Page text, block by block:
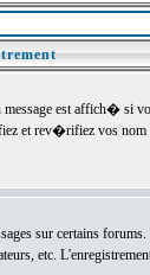
est affich� si
et rev�rifiez vos
sur certains
etc.